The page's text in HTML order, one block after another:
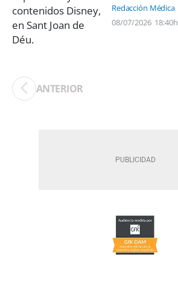
Redacción Médica
08/07/2026 18:40h
ANTERIOR